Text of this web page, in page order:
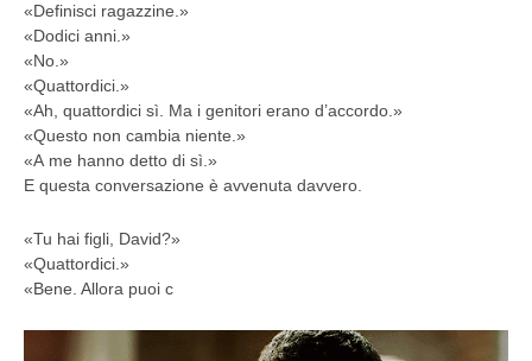
«Definisci ragazzine.»
«Dodici anni.»
«No.»
«Quattordici.»
«Ah, quattordici sì. Ma i genitori erano d’accordo.»
«Questo non cambia niente.»
«A me hanno detto di sì.»
E questa conversazione è avvenuta davvero.
«Tu hai figli, David?»
«Quattordici.»
«Bene. Allora puoi c